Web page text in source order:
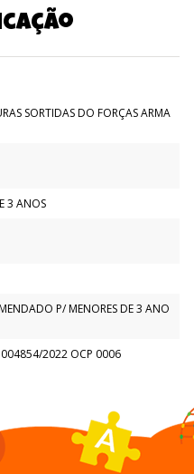
SORTIDAS DO FORÇAS ARMA
3 ANOS
P/ MENORES DE 3 ANO
004854/2022 OCP 0006